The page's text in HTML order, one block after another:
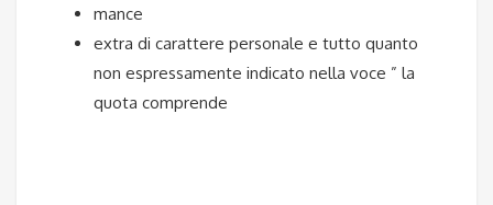
mance
extra di carattere personale e tutto quanto
non espressamente indicato nella voce ” la
quota comprende